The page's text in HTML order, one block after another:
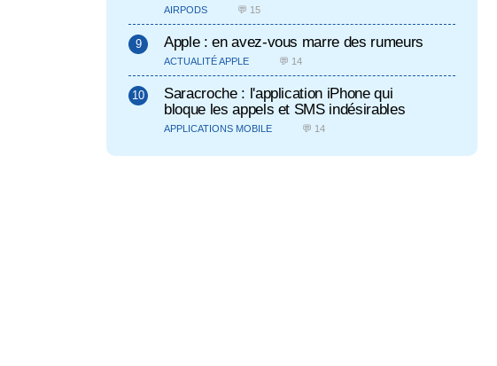
AIRPODS 💬 15
Apple : en avez-vous marre des rumeurs
ACTUALITÉ APPLE 💬 14
Saracroche : l'application iPhone qui
bloque les appels et SMS indésirables
APPLICATIONS MOBILE 💬 14